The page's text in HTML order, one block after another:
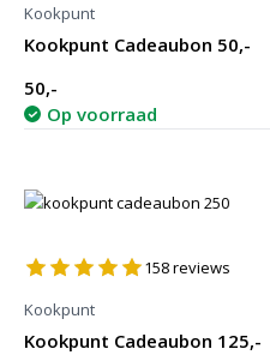
Kookpunt
Kookpunt Cadeaubon 50,-
50,-
Op voorraad
158reviews
Kookpunt
Kookpunt Cadeaubon 125,-